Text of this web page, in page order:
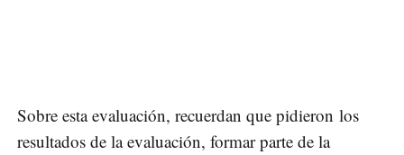
Sobre esta evaluación, recuerdan que pidieron los
resultados de la evaluación, formar parte de la